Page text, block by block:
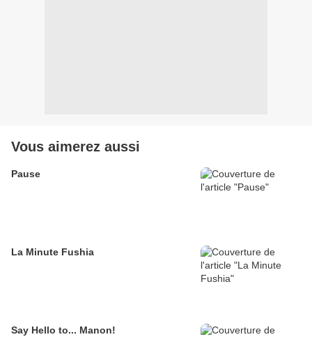
Vous aimerez aussi
Pause
La Minute Fushia
Say Hello to... Manon!